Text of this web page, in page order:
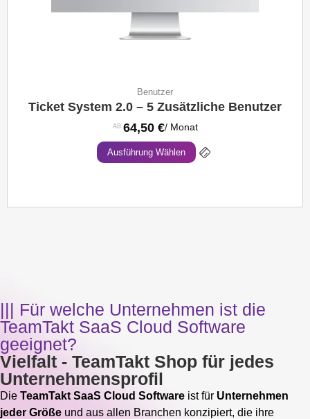
Benutzer
Ticket System 2.0 – 5 Zusätzliche Benutzer
AB:64,50 €/ Monat
Ausführung Wählen
||| Für welche Unternehmen ist die
TeamTakt SaaS Cloud Software
geeignet?
Vielfalt - TeamTakt Shop für jedes
Unternehmensprofil
Die TeamTakt SaaS Cloud Software ist für Unternehmen
jeder Größe und aus allen Branchen konzipiert, die ihre